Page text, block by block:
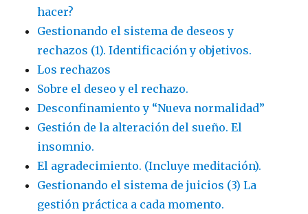
hacer?
Gestionando el sistema de deseos y
rechazos (1). Identificación y objetivos.
Los rechazos
Sobre el deseo y el rechazo.
Desconfinamiento y “Nueva normalidad”
Gestión de la alteración del sueño. El
insomnio.
El agradecimiento. (Incluye meditación).
Gestionando el sistema de juicios (3) La
gestión práctica a cada momento.